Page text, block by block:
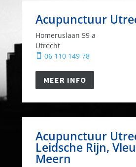
Acupunctuur
Homeruslaan 59 a
Utrecht
 06 110 149 78
MEER INFO
Acupunctuur
Leidsche Rijn,
Meern